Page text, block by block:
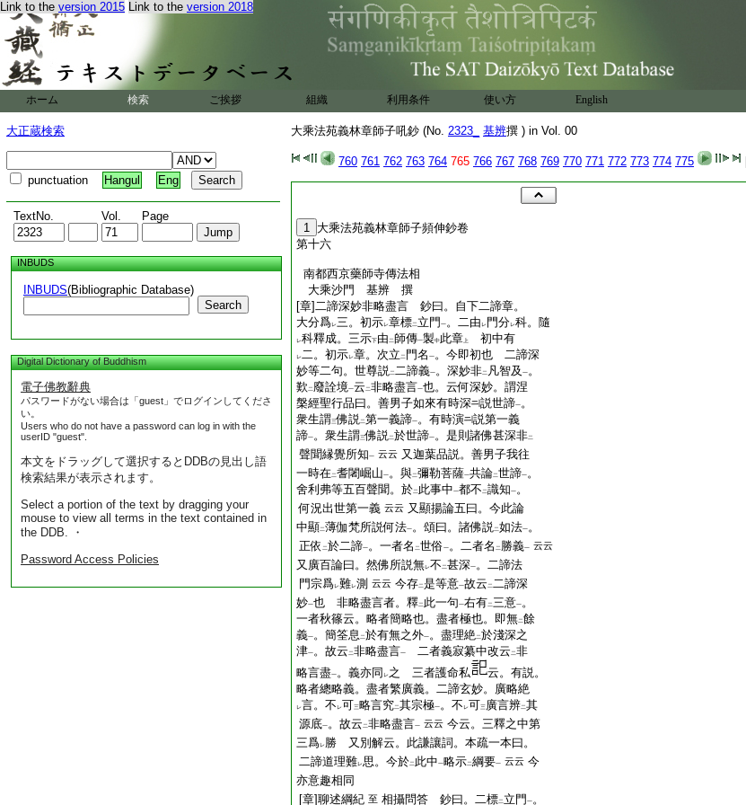
Link to the version 2015 Link to the version 2018
ホーム 検索 ご挨拶 組織 利用条件 使い方 English
大正蔵検索
punctuation Hangul Eng
TextNo. Vol. Page
INBUDS
INBUDS(Bibliographic Database)
Search
Digital Dictionary of Buddhism
電子佛教辭典
パスワードがない場合は「guest」でログインしてくださ
い。
Users who do not have a password can log in with the
userID "guest".
本文をドラッグして選択するとDDBの見出し語
検索結果が表示されます。
Select a portion of the text by dragging your
mouse to view all terms in the text contained in
the DDB. ・
Password Access Policies
大乘法苑義林章師子吼鈔 (No. 2323_ 基辨撰 ) in Vol. 00
760 761 762 763 764 765 766 767 768 769 770 771 772 773 774 775
1 大乘法苑義林章師子頻伸鈔卷
第十六
南都西京藥師寺傳法相
大乘沙門 基辨 撰
[章]二諦深妙非略盡言 鈔曰。自下二諦章。
大分爲レ三。初示レ章標二 立門 一。二由 レ 門分レ科。隨
レ科釋成。三示下由 二師傳一製中此章 上 初中有
レ二。初示レ章。次立 二 門名 一。今即初也 二諦深
妙等二句。世尊説二二諦義一。深妙非二 凡智及 一。
歎 二 廢詮境一云 二非略盡言一也。云何深妙。謂涅
槃經聖行品曰。善男子如來有時深
説世諦一。
衆生謂三佛説二第一義諦一。有時演
説第一義
諦一。衆生謂三佛説二於世諦一。是則諸佛甚深非二
聲聞縁覺所知一 云云 又迦葉品説。善男子我往
一時在二耆闍崛山一。與二彌勒菩薩一共論二世諦一。
舍利弗等五百聲聞。於二 此事中一都不 二識知一。
何況出世第一義 云云 又顯揚論五曰。今此論
中顯二薄伽梵所説何法一。頌曰。諸佛説二如法一。
正依 二於二諦一。一者名 二世俗 一。二者名 二 勝義一 云云
又廣百論曰。然佛所説無レ不 二甚深一。二諦法
門宗爲レ難レ測 云云 今存二是等意一故云 二二諦深
妙一也 非略盡言者。釋二 此一句一右有二三意一。
一者秋篠云。略者簡略也。盡者極也。即無二餘
義一。簡筌息 二於有無之外一。盡理絶二於淺深之
津一。故云 二非略盡言一 二者義寂纂中改云 二非
略言盡一。義亦同 レ之 三者護命私
云。有説。
略者總略義。盡者繁廣義。二諦玄妙。廣略絶
レ言。不 レ可三略言究二其宗極一。不 レ可三廣言辨二其
源底一。故云 二非略盡言一 云云 今云。三釋之中第
三爲レ勝 又別解云。此謙讓詞。本疏一本曰。
二諦道理難レ思。今於二 此中一略示二綱要一 云云 今
亦意趣相同
[章]聊述綱紀 至 相攝問答 鈔曰。二標二 立門 一。